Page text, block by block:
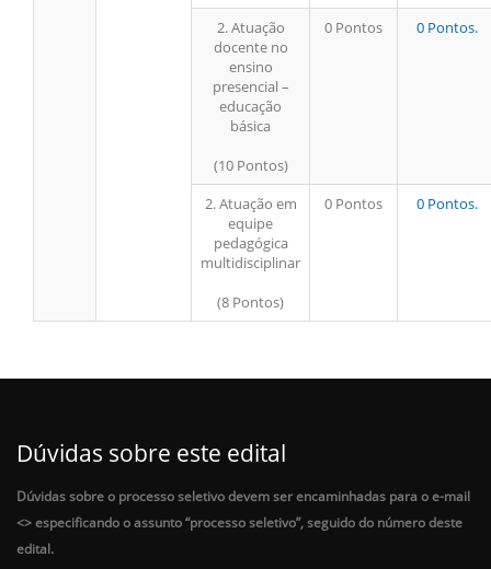
2. Atuação
docente no
ensino
presencial –
educação
básica
(10 Pontos)
0 Pontos 0 Pontos.
2. Atuação em
equipe
pedagógica
multidisciplinar
(8 Pontos)
0 Pontos 0 Pontos.
Dúvidas sobre este edital
Dúvidas sobre o processo seletivo devem ser encaminhadas para o e-mail
<> especificando o assunto “processo seletivo”, seguido do número deste
edital.